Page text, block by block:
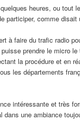
heures, ou tout
participer, comme
à faire du trafic radio
prendre le micro le
la procédure et en
les départements
intéressante et très
dans une ambiance